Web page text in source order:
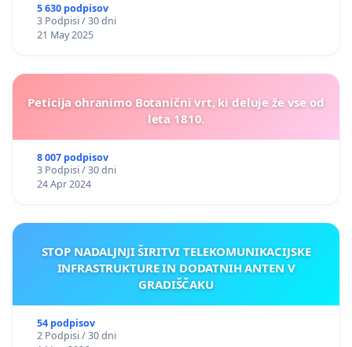
5 630 podpisov
3 Podpisi / 30 dni
21 May 2025
Peticija ohranimo Botanični vrt, ki deluje že vse od
leta 1810.
8 007 podpisov
3 Podpisi / 30 dni
24 Apr 2024
STOP NADALJNJI ŠIRITVI TELEKOMUNIKACIJSKE
INFRASTRUKTURE IN DODATNIH ANTEN V
GRADIŠČAKU
54 podpisov
2 Podpisi / 30 dni